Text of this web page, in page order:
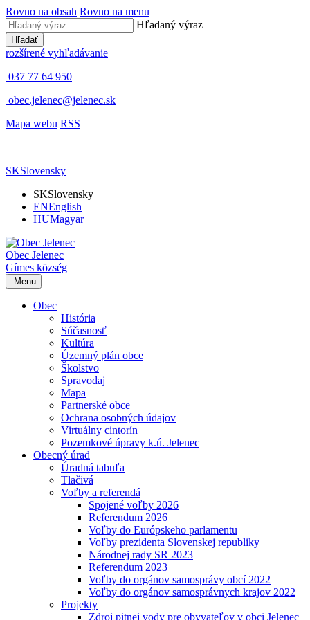
Rovno na obsah Rovno na menu
Hľadaný výraz
Hľadať
rozšírené vyhľadávanie
037 77 64 950
obec.jelenec@jelenec.sk
Mapa webu RSS
SKSlovensky
SKSlovensky
ENEnglish
HUMagyar
Obec Jelenec
Gímes község
Menu
Obec
História
Súčasnosť
Kultúra
Územný plán obce
Školstvo
Spravodaj
Mapa
Partnerské obce
Ochrana osobných údajov
Virtuálny cintorín
Pozemkové úpravy k.ú. Jelenec
Obecný úrad
Úradná tabuľa
Tlačivá
Voľby a referendá
Spojené voľby 2026
Referendum 2026
Voľby do Európskeho parlamentu
Voľby prezidenta Slovenskej republiky
Národnej rady SR 2023
Referendum 2023
Voľby do orgánov samosprávy obcí 2022
Voľby do orgánov samosprávnych krajov 2022
Projekty
Zdroj pitnej vody pre obyvateľov v obci Jelenec